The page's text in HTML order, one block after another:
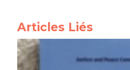
Articles Liés